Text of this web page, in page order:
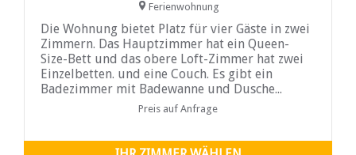
Ferienwohnung
Die Wohnung bietet Platz für vier Gäste in zwei
Zimmern. Das Hauptzimmer hat ein Queen-
Size-Bett und das obere Loft-Zimmer hat zwei
Einzelbetten. und eine Couch. Es gibt ein
Badezimmer mit Badewanne und Dusche...
Preis auf Anfrage